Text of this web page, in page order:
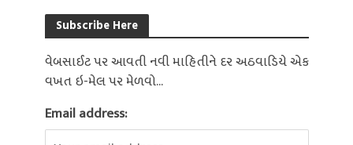
Subscribe Here
વેબસાઈટ પર આવતી નવી માહિતીને દર અઠવાડિયે એક
વખત ઇ-મેલ પર મેળવો...
Email address: